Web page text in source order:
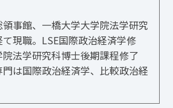
事館、一橋大学大学院法学研究
現職。LSE国際政治経済学修
法学研究科博士後期課程修了
門は国際政治経済学、比較政治経